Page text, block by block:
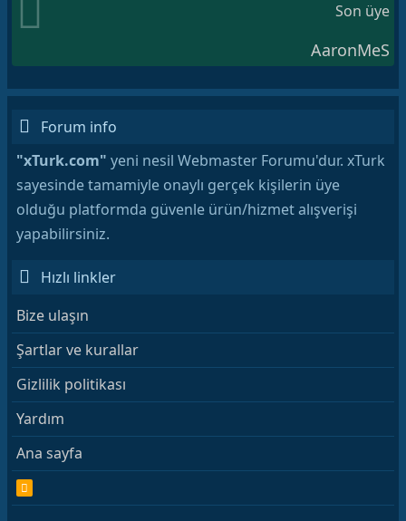
Son üye
AaronMeS
Forum info
"xTurk.com" yeni nesil Webmaster Forumu'dur. xTurk
sayesinde tamamiyle onaylı gerçek kişilerin üye
olduğu platformda güvenle ürün/hizmet alışverişi
yapabilirsiniz.
Hızlı linkler
Bize ulaşın
Şartlar ve kurallar
Gizlilik politikası
Yardım
Ana sayfa
R
S